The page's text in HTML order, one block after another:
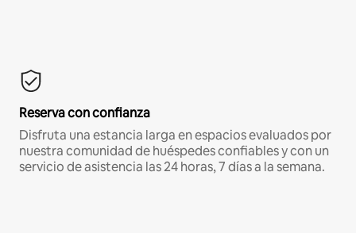
Reserva con confianza
Disfruta una estancia larga en espacios evaluados por
nuestra comunidad de huéspedes confiables y con un
servicio de asistencia las 24 horas, 7 días a la semana.